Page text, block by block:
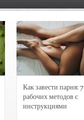
Как завести парня: 7
рабочих методов с
инструкциями